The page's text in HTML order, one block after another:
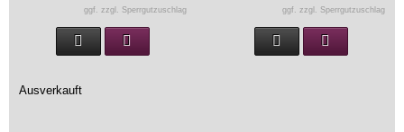
ggf. zzgl. Sperrgutzuschlag
ggf. zzgl. Sperrgutzuschlag
Ausverkauft